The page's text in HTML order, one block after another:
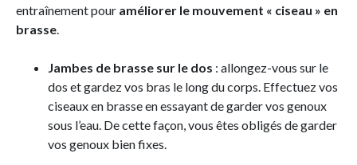
entraînement pour améliorer le mouvement « ciseau » en
brasse.
Jambes de brasse sur le dos : allongez-vous sur le
dos et gardez vos bras le long du corps. Effectuez vos
ciseaux en brasse en essayant de garder vos genoux
sous l’eau. De cette façon, vous êtes obligés de garder
vos genoux bien fixes.